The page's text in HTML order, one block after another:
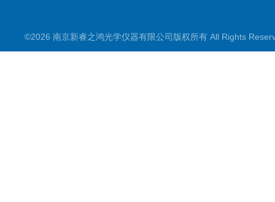
©2026 南京新睿之鸿光学仪器有限公司版权所有 All Rights